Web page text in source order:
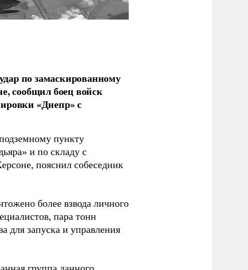
по замаскированному
сообщил боец войск
«Днепр» с
пункту
и по складу с
пояснил собеседник
более взвода личного
пара тонн
для запуска и управления